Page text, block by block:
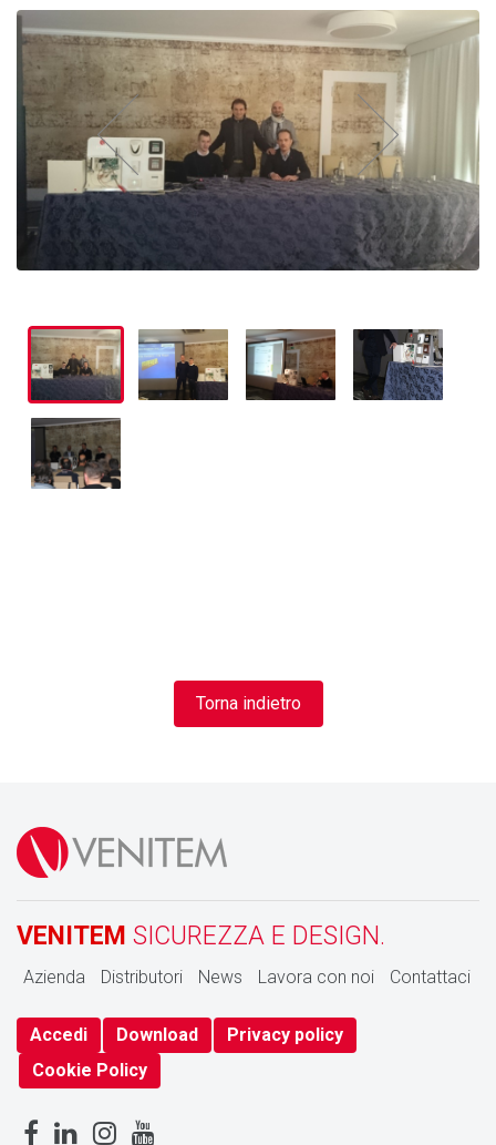
Torna indietro
VENITEM SICUREZZA E DESIGN.
Azienda Distributori News Lavora con noi Contattaci
Accedi Download
Privacy policy
Cookie Policy